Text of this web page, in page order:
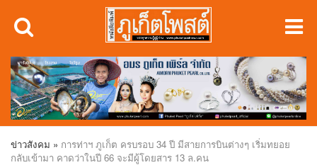
ข่าวสังคม » การท่าฯ ภูเก็ต ครบรอบ 34 ปี มีสายการบินต่างๆ เริ่มทยอย
กลับเข้ามา คาดว่าในปี 66 จะมีผู้โดยสาร 13 ล.คน